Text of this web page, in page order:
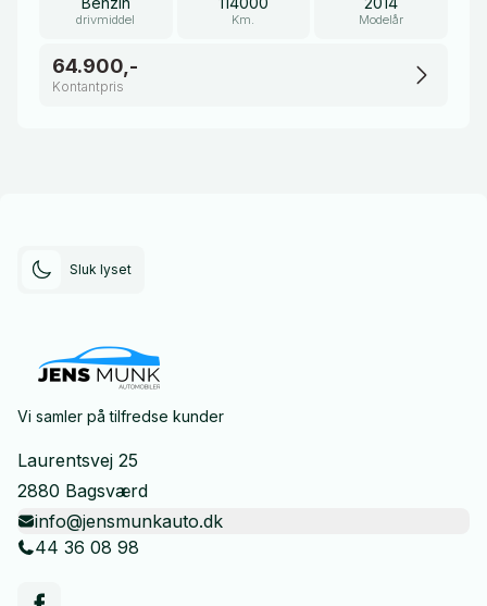
drivmiddel Km. Modelår
64.900,-
Kontantpris
Sluk lyset
Vi samler på tilfredse kunder
Laurentsvej 25
2880 Bagsværd
info@jensmunkauto.dk
44 36 08 98